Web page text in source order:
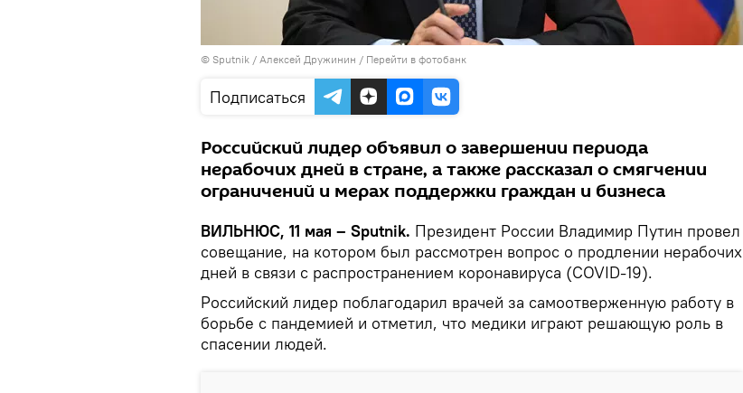
© Sputnik / Алексей Дружинин / Перейти в фотобанк
Подписаться
Российский лидер объявил о завершении периода
нерабочих дней в стране, а также рассказал о смягчении
ограничений и мерах поддержки граждан и бизнеса
ВИЛЬНЮС, 11 мая – Sputnik. Президент России Владимир Путин провел
совещание, на котором был рассмотрен вопрос о продлении нерабочих
дней в связи с распространением коронавируса (COVID-19).
Российский лидер поблагодарил врачей за самоотверженную работу в
борьбе с пандемией и отметил, что медики играют решающую роль в
спасении людей.